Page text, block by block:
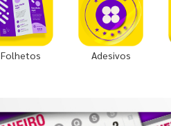
Folhetos Adesivos